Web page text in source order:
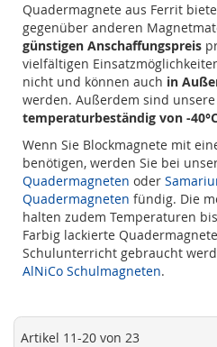
Quadermagnete aus Ferrit
gegenüber anderen
günstigen Anschaffungspreis
vielfältigen
nicht und können auch in
werden. Außerdem sind
temperaturbeständig von -
Wenn Sie Blockmagnete mit
benötigen, werden Sie bei
Quadermagneten oder
Quadermagneten fündig. Die
halten zudem Temperaturen bis
Farbig lackierte
Schulunterricht gebraucht
AlNiCo Schulmagneten.
Artikel 11-20 von 23